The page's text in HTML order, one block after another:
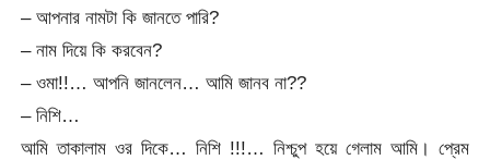
– আপনার নামটা কি জানতে পারি?
– নাম দিয়ে কি করবেন?
– ওমা!!… আপনি জানলেন… আমি জানব না??
– নিশি…
আমি তাকালাম ওর দিকে… নিশি !!!… নিশ্চুপ হয়ে গেলাম আমি। প্রেম